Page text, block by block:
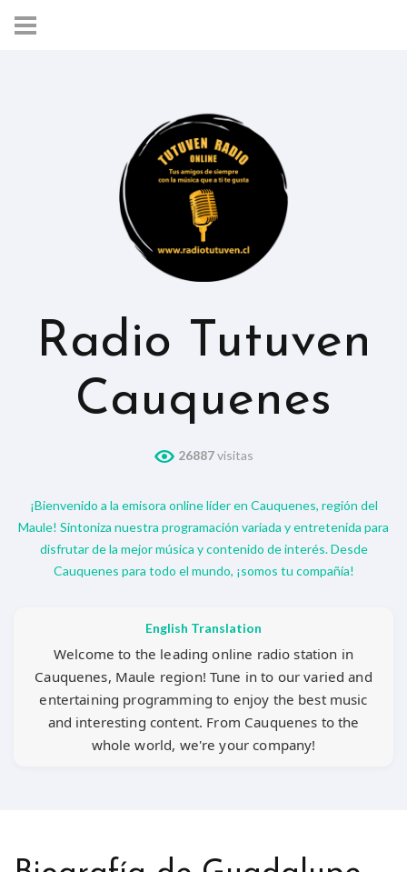
Radio Tutuven
Cauquenes
26887visitas
¡Bienvenido a la emisora online líder en Cauquenes, región del
Maule! Sintoniza nuestra programación variada y entretenida para
disfrutar de la mejor música y contenido de interés. Desde
Cauquenes para todo el mundo, ¡somos tu compañía!
English Translation
Welcome to the leading online radio station in
Cauquenes, Maule region! Tune in to our varied and
entertaining programming to enjoy the best music
and interesting content. From Cauquenes to the
whole world, we're your company!